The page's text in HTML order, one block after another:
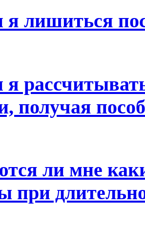
лишиться
получая
ли мне
при